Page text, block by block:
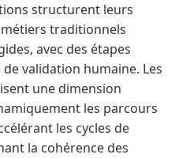
structurent leurs
traditionnels
avec des étapes
validation humaine. Les
une dimension
les parcours
les cycles de
la cohérence des